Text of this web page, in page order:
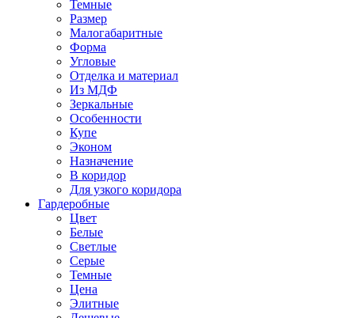
Темные
Размер
Малогабаритные
Форма
Угловые
Отделка и материал
Из МДФ
Зеркальные
Особенности
Купе
Эконом
Назначение
В коридор
Для узкого коридора
Гардеробные
Цвет
Белые
Светлые
Серые
Темные
Цена
Элитные